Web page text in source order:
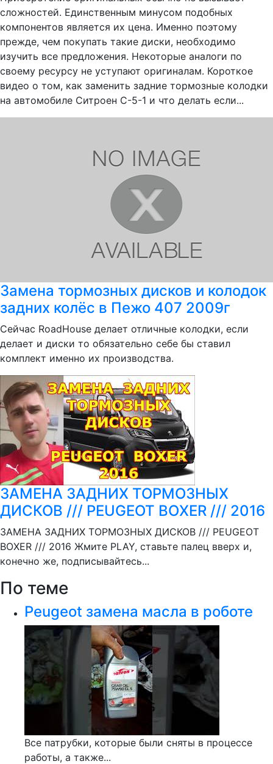
сложностей. Единственным минусом подобных
компонентов является их цена. Именно поэтому
прежде, чем покупать такие диски, необходимо
изучить все предложения. Некоторые аналоги по
своему ресурсу не уступают оригиналам. Короткое
видео о том, как заменить задние тормозные колодки
на автомобиле Ситроен С-5-1 и что делать если...
Замена тормозных дисков и колодок
задних колёс в Пежо 407 2009г
Сейчас RoadHouse делает отличные колодки, если
делает и диски то обязательно себе бы ставил
комплект именно их производства.
ЗАМЕНА ЗАДНИХ ТОРМОЗНЫХ
ДИСКОВ /// PEUGEOT BOXER /// 2016
ЗАМЕНА ЗАДНИХ ТОРМОЗНЫХ ДИСКОВ /// PEUGEOT
BOXER /// 2016 Жмите PLAY, ставьте палец вверх и,
конечно же, подписывайтесь...
По теме
Peugeot замена масла в роботе
Все патрубки, которые были сняты в процессе
работы, а также...